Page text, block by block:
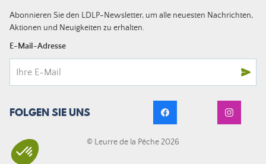
Abonnieren Sie den LDLP-Newsletter, um alle neuesten Nachrichten,
Aktionen und Neuigkeiten zu erhalten.
E-Mail-Adresse
FOLGEN SIE UNS
© Leurre de la Pêche 2026